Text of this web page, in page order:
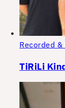
Recorded
TiRiLi